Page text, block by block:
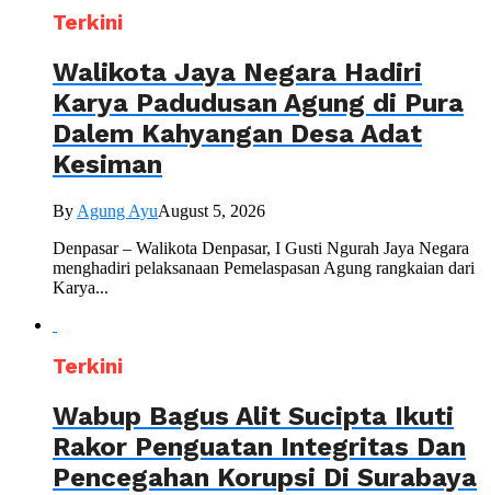
Terkini
Walikota Jaya Negara Hadiri
Karya Padudusan Agung di Pura
Dalem Kahyangan Desa Adat
Kesiman
By Agung AyuAugust 5, 2026
Denpasar – Walikota Denpasar, I Gusti Ngurah Jaya Negara
menghadiri pelaksanaan Pemelaspasan Agung rangkaian dari
Karya...
Terkini
Wabup Bagus Alit Sucipta Ikuti
Rakor Penguatan Integritas Dan
Pencegahan Korupsi Di Surabaya